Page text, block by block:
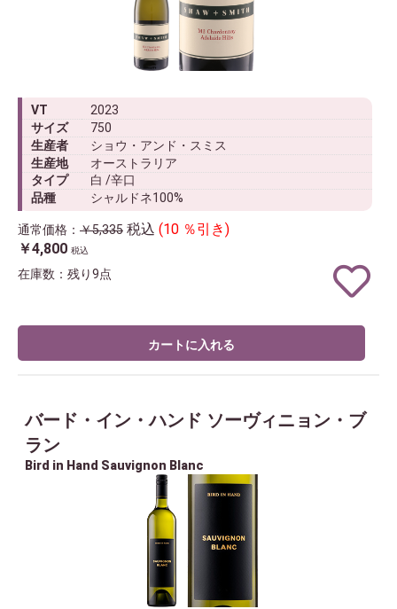
VT
2023
サイズ
750
生産者
ショウ・アンド・スミス
生産地
オーストラリア
タイプ
白 /辛口
品種
シャルドネ100%
通常価格： ￥5,335 税込 (10 ％引き)
￥4,800 税込
在庫数：残り9点
カートに入れる
バード・イン・ハンド ソーヴィニョン・ブ
ラン
Bird in Hand Sauvignon Blanc